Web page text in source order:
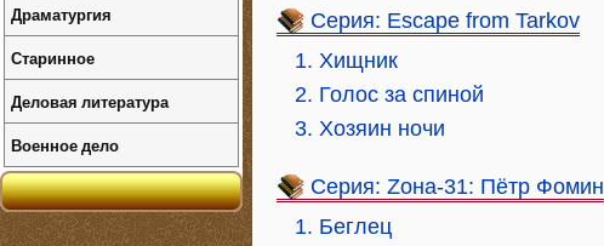
Серия: Escape from Tarkov
1. Хищник
2. Голос за спиной
3. Хозяин ночи
Серия: Zона-31: Пётр Фомин
1. Беглец
Драматургия
Старинное
Деловая литература
Военное дело